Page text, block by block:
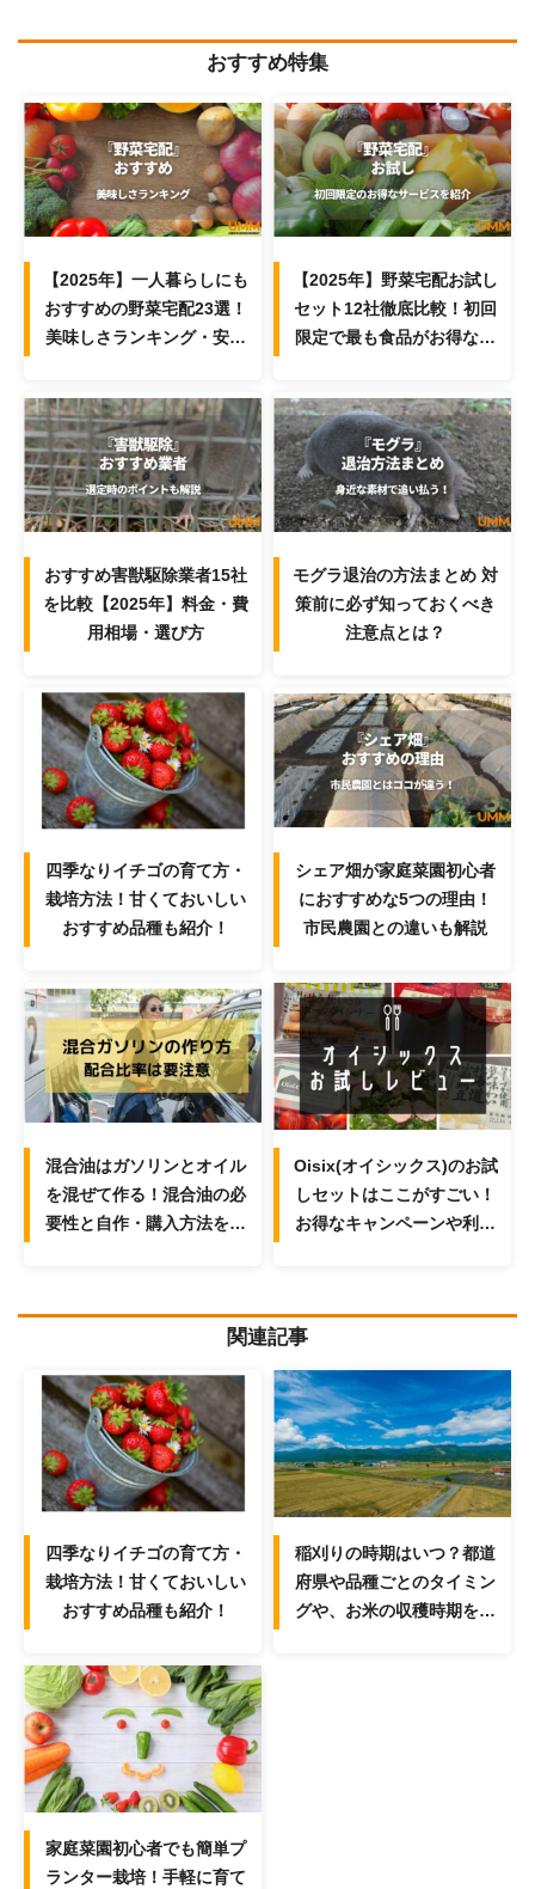
おすすめ特集
【2025年】一人暮らしにも
おすすめの野菜宅配23選！
美味しさランキング・安い
【2025年】野菜宅配お試し
セット12社徹底比較！初回
限定で最も食品がお得なサ
おすすめ害獣駆除業者15社
を比較【2025年】料金・費
用相場・選び方
モグラ退治の方法まとめ 対
策前に必ず知っておくべき
注意点とは？
四季なりイチゴの育て方・
栽培方法！甘くておいしい
おすすめ品種も紹介！
シェア畑が家庭菜園初心者
におすすめな5つの理由！
市民農園との違いも解説
混合油はガソリンとオイル
を混ぜて作る！混合油の必
要性と自作・購入方法を解
Oisix(オイシックス)のお試
しセットはここがすごい！
お得なキャンペーンや利用
関連記事
四季なりイチゴの育て方・
栽培方法！甘くておいしい
おすすめ品種も紹介！
稲刈りの時期はいつ？都道
府県や品種ごとのタイミン
グや、お米の収穫時期を解
家庭菜園初心者でも簡単プ
ランター栽培！手軽に育て